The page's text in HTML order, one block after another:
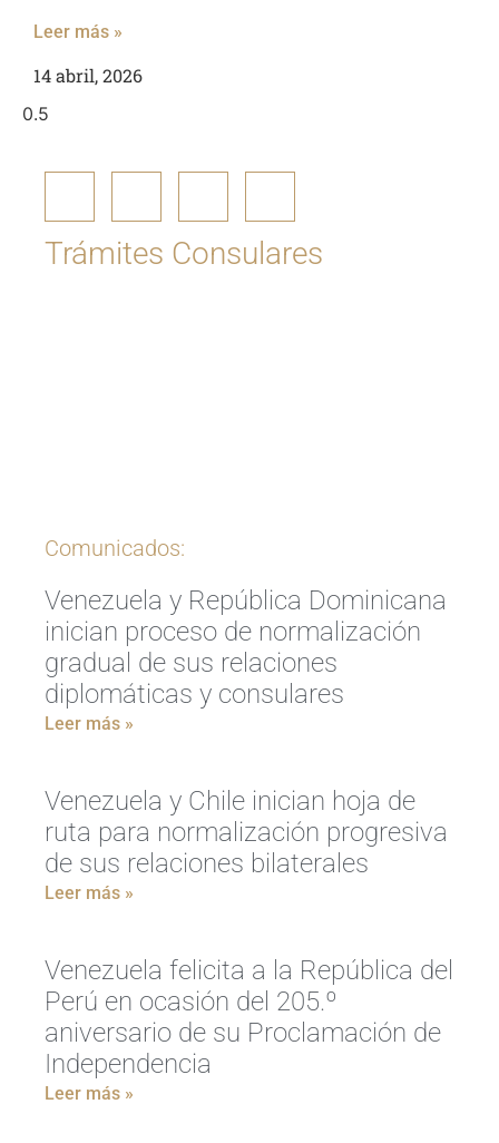
Leer más »
14 abril, 2026
Trámites Consulares
Comunicados:
Venezuela y República Dominicana
inician proceso de normalización
gradual de sus relaciones
diplomáticas y consulares
Leer más »
Venezuela y Chile inician hoja de
ruta para normalización progresiva
de sus relaciones bilaterales
Leer más »
Venezuela felicita a la República del
Perú en ocasión del 205.º
aniversario de su Proclamación de
Independencia
Leer más »